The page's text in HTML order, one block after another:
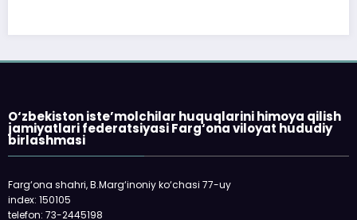
O‘zbekiston iste’molchilar huquqlarini himoya qilish
jamiyatlari federatsiyasi Farg‘ona viloyat hududiy
birlashmasi
Farg‘ona shahri, B.Marg‘inoniy ko‘chasi 77-uy
index: 150105
telefon: 73-2445198